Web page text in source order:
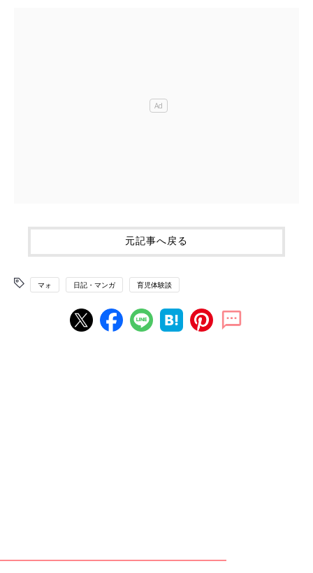
元記事へ戻る
マォ 日記・マンガ 育児体験談